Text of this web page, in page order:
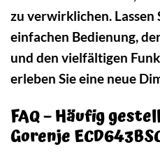
zu verwirklichen. Lassen
einfachen Bedienung,
und den vielfältigen
erleben Sie eine neue
FAQ – Häufig
Gorenje